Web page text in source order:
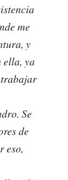
me
y
ya
trabajar
Se
de
eso,